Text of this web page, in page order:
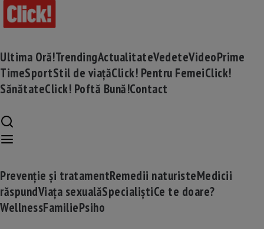
Ultima Oră!TrendingActualitateVedeteVideoPrime
TimeSportStil de viațăClick! Pentru FemeiClick!
SănătateClick! Poftă Bună!Contact
Prevenție și tratamentRemedii naturisteMedicii
răspundViața sexualăSpecialiștiCe te doare?
WellnessFamiliePsiho